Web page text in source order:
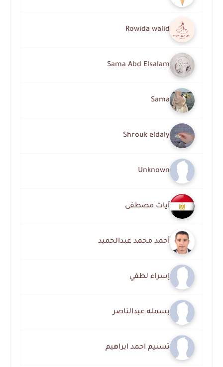
Rowida walid
Sama Abd Elsalam
Sama
Shrouk eldaly
Unknown
آيات مصطفى
أحمد محمد عبدالحميد
إسراء لطفي
بسمله عبدالناصر
تسنيم احمد ابراهيم